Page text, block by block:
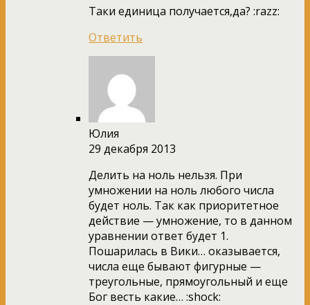
Таки единица получается,да? :razz:
Ответить
Юлия
29 декабря 2013
Делить на ноль нельзя. При
умножении на ноль любого числа
будет ноль. Так как приоритетное
действие — умножение, то в данном
уравнении ответ будет 1.
Пошарилась в Вики… оказывается,
числа еще бывают фигурные —
треугольные, прямоугольный и еще
Бог весть какие… :shock: